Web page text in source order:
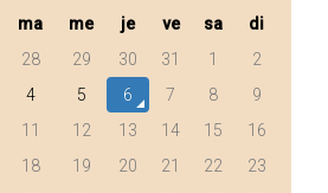
ma me je ve sa
di
28 29 30 31 1
2
4 5 6 7 8
9
11 12 13 14 15
16
18 19 20 21 22
23